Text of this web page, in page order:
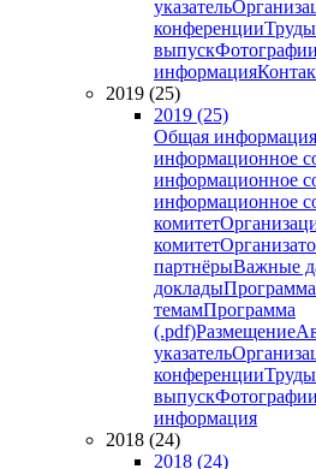
указатель
конференцииТруды
выпускФотографии
информация
2019 (25)
2019 (25)
Общая информация
информационное
информационное
информационное
комитет
комитет
партнёрыВажные
докладыПрограмма
темамПрограмма
(.pdf)Размещение
указатель
конференцииТруды
выпускФотографии
информация
2018 (24)
2018 (24)